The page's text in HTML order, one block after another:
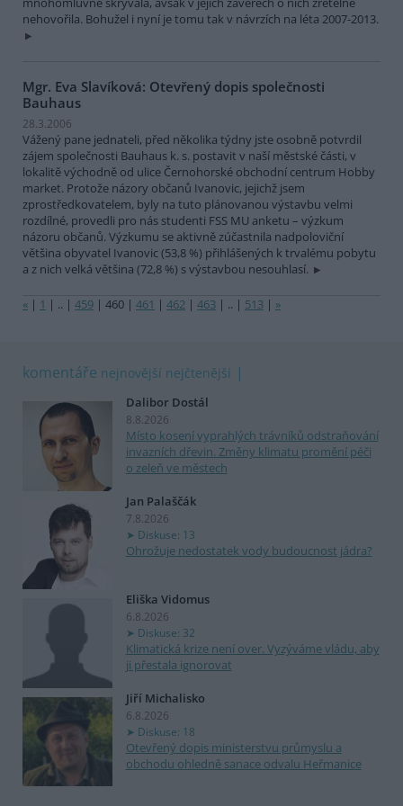
nehovořila. Bohužel i nyní je tomu tak v návrzích na léta 2007-2013.
Mgr. Eva Slavíková: Otevřený dopis společnosti
Bauhaus
28.3.2006
Vážený pane jednateli, před několika týdny jste osobně potvrdil
zájem společnosti Bauhaus k. s. postavit v naší městské části, v
lokalitě východně od ulice Černohorské obchodní centrum Hobby
market. Protože názory občanů Ivanovic, jejichž jsem
zprostředkovatelem, byly na tuto plánovanou výstavbu velmi
rozdílné, provedli pro nás studenti FSS MU anketu – výzkum
názoru občanů. Výzkumu se aktivně zúčastnila nadpoloviční
většina obyvatel Ivanovic (53,8 %) přihlášených k trvalému pobytu
a z nich velká většina (72,8 %) s výstavbou nesouhlasí.
« | 1 | .. | 459 | 460 | 461 | 462 | 463 | .. | 513 | »
komentáře nejnovější nejčtenější
Dalibor Dostál
8.8.2026
Místo kosení vyprahlých trávníků odstraňování
invazních dřevin. Změny klimatu promění péči
o zeleň ve městech
Jan Palaščák
7.8.2026
Diskuse: 13
Ohrožuje nedostatek vody budoucnost jádra?
Eliška Vidomus
6.8.2026
Diskuse: 32
Klimatická krize není over. Vyzýváme vládu, aby
ji přestala ignorovat
Jiří Michalisko
6.8.2026
Diskuse: 18
Otevřený dopis ministerstvu průmyslu a
obchodu ohledně sanace odvalu Heřmanice